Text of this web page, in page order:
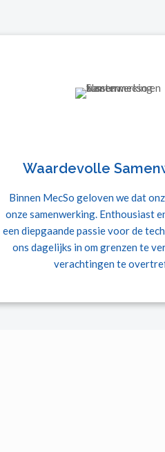
Waardevolle
Binnen MecSo geloven we dat
onze samenwerking. Enthousiast
een diepgaande passie voor de
ons dagelijks in om grenzen te
verachtingen te